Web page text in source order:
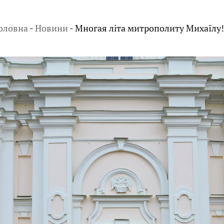
-Новини-Многая літа митрополиту